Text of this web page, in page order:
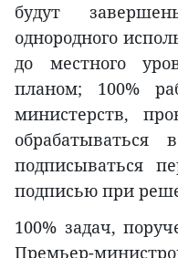
будут
однородного
до местного
планом; 100%
министерств,
подписываться
подписью при
100% задач,
Премьер-